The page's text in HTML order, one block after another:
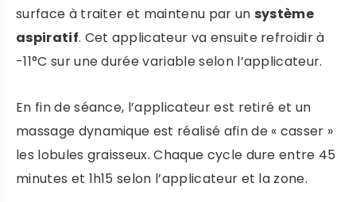
surface à traiter et maintenu par un système
aspiratif. Cet applicateur va ensuite refroidir à
-11°C sur une durée variable selon l’applicateur.
En fin de séance, l’applicateur est retiré et un
massage dynamique est réalisé afin de « casser »
les lobules graisseux. Chaque cycle dure entre 45
minutes et 1h15 selon l’applicateur et la zone.
PRENDRE RENDEZ VOUS
PRENDRE RENDEZ-VOUS